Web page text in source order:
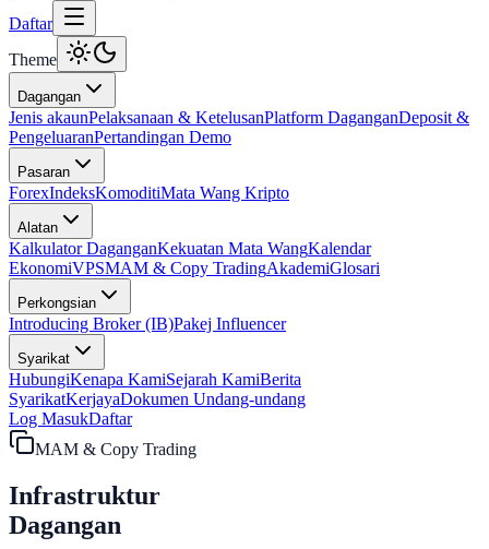
Daftar
Theme
Dagangan
Jenis akaunPelaksanaan & KetelusanPlatform DaganganDeposit &
PengeluaranPertandingan Demo
Pasaran
ForexIndeksKomoditiMata Wang Kripto
Alatan
Kalkulator DaganganKekuatan Mata WangKalendar
EkonomiVPSMAM & Copy TradingAkademiGlosari
Perkongsian
Introducing Broker (IB)Pakej Influencer
Syarikat
HubungiKenapa KamiSejarah KamiBerita
SyarikatKerjayaDokumen Undang-undang
Log MasukDaftar
MAM & Copy Trading
Infrastruktur
Dagangan